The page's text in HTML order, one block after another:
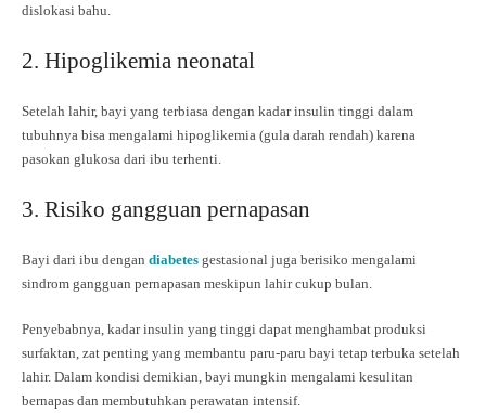
dislokasi bahu.
2. Hipoglikemia neonatal
Setelah lahir, bayi yang terbiasa dengan kadar insulin tinggi dalam
tubuhnya bisa mengalami hipoglikemia (gula darah rendah) karena
pasokan glukosa dari ibu terhenti.
3. Risiko gangguan pernapasan
Bayi dari ibu dengan diabetes gestasional juga berisiko mengalami
sindrom gangguan pernapasan meskipun lahir cukup bulan.
Penyebabnya, kadar insulin yang tinggi dapat menghambat produksi
surfaktan, zat penting yang membantu paru-paru bayi tetap terbuka setelah
lahir. Dalam kondisi demikian, bayi mungkin mengalami kesulitan
bernapas dan membutuhkan perawatan intensif.